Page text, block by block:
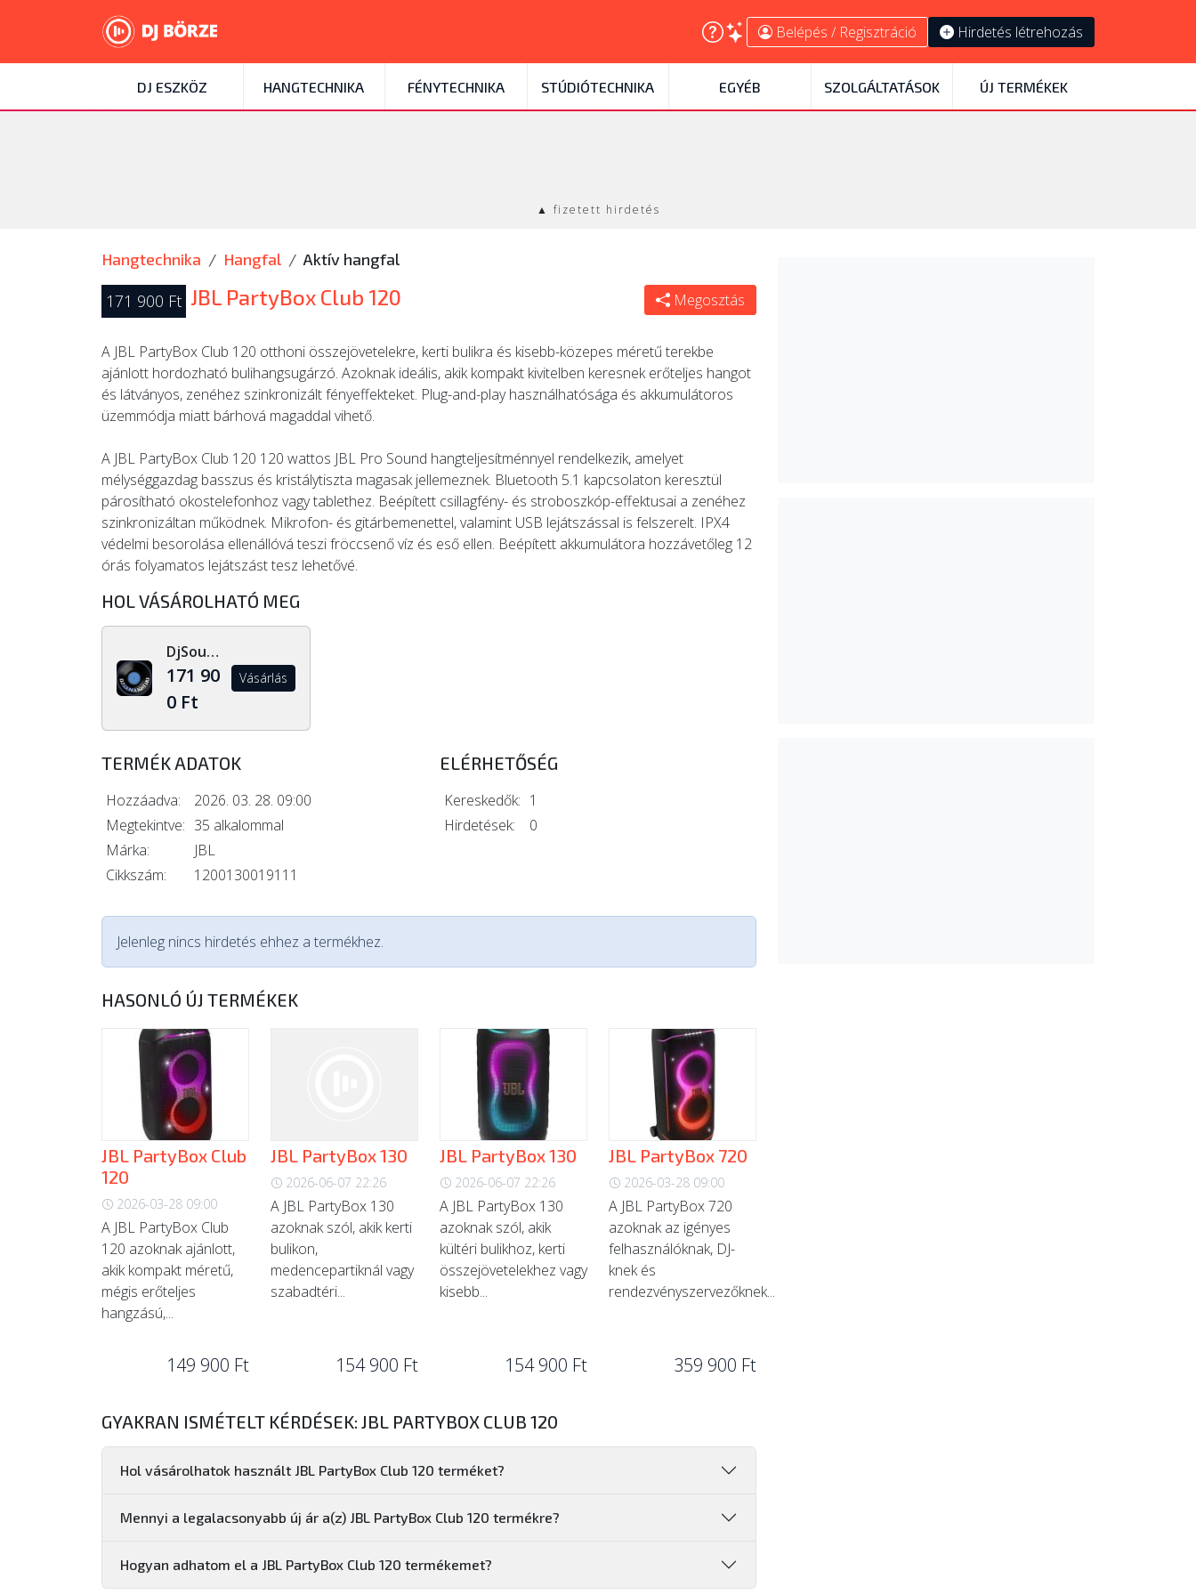
Belépés / Regisztráció Hirdetés létrehozás
DJ ESZKÖZ HANGTECHNIKA FÉNYTECHNIKA STÚDIÓTECHNIKA EGYÉB SZOLGÁLTATÁSOK ÚJ TERMÉKEK
▲ fizetett hirdetés
Hangtechnika Hangfal Aktív hangfal
171 900 Ft JBL PartyBox Club 120 Megosztás
A JBL PartyBox Club 120 otthoni összejövetelekre, kerti bulikra és kisebb-közepes méretű terekbe
ajánlott hordozható bulihangsugárzó. Azoknak ideális, akik kompakt kivitelben keresnek erőteljes hangot
és látványos, zenéhez szinkronizált fényeffekteket. Plug-and-play használhatósága és akkumulátoros
üzemmódja miatt bárhová magaddal vihető.
A JBL PartyBox Club 120 120 wattos JBL Pro Sound hangteljesítménnyel rendelkezik, amelyet
mélységgazdag basszus és kristálytiszta magasak jellemeznek. Bluetooth 5.1 kapcsolaton keresztül
párosítható okostelefonhoz vagy tablethez. Beépített csillagfény- és stroboszkóp-effektusai a zenéhez
szinkronizáltan működnek. Mikrofon- és gitárbemenettel, valamint USB lejátszással is felszerelt. IPX4
védelmi besorolása ellenállóvá teszi fröccsenő víz és eső ellen. Beépített akkumulátora hozzávetőleg 12
órás folyamatos lejátszást tesz lehetővé.
HOL VÁSÁROLHATÓ MEG
DjSoundLight.hu
171 90
0 Ft
Vásárlás
TERMÉK ADATOK
Hozzáadva:
2026. 03. 28. 09:00
Megtekintve: 35 alkalommal
Márka:
JBL
Cikkszám:
1200130019111
ELÉRHETŐSÉG
Kereskedők: 1
Hirdetések:
0
Jelenleg nincs hirdetés ehhez a termékhez.
HASONLÓ ÚJ TERMÉKEK
JBL PartyBox Club
120
2026-03-28 09:00
A JBL PartyBox Club
120 azoknak ajánlott,
akik kompakt méretű,
mégis erőteljes
hangzású,...
149 900 Ft
JBL PartyBox 130
2026-06-07 22:26
A JBL PartyBox 130
azoknak szól, akik kerti
bulikon,
medencepartiknál vagy
szabadtéri...
154 900 Ft
JBL PartyBox 130
2026-06-07 22:26
A JBL PartyBox 130
azoknak szól, akik
kültéri bulikhoz, kerti
összejövetelekhez vagy
kisebb...
154 900 Ft
JBL PartyBox 720
2026-03-28 09:00
A JBL PartyBox 720
azoknak az igényes
felhasználóknak, DJ-
knek és
rendezvényszervezőknek...
359 900 Ft
GYAKRAN ISMÉTELT KÉRDÉSEK: JBL PARTYBOX CLUB 120
Hol vásárolhatok használt JBL PartyBox Club 120 terméket?
Mennyi a legalacsonyabb új ár a(z) JBL PartyBox Club 120 termékre?
Hogyan adhatom el a JBL PartyBox Club 120 termékemet?